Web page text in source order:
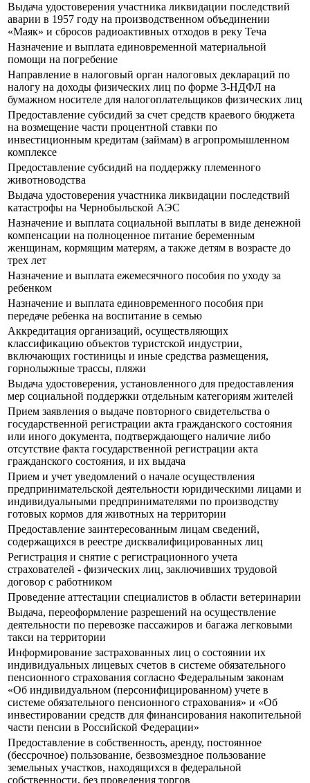
Выдача удостоверения участника ликвидации последствий
аварии в 1957 году на производственном объединении
«Маяк» и сбросов радиоактивных отходов в реку Теча
Назначение и выплата единовременной материальной
помощи на погребение
Направление в налоговый орган налоговых деклараций по
налогу на доходы физических лиц по форме 3-НДФЛ на
бумажном носителе для налогоплательщиков физических лиц
Предоставление субсидий за счет средств краевого бюджета
на возмещение части процентной ставки по
инвестиционным кредитам (займам) в агропромышленном
комплексе
Предоставление субсидий на поддержку племенного
животноводства
Выдача удостоверения участника ликвидации последствий
катастрофы на Чернобыльской АЭС
Назначение и выплата социальной выплаты в виде денежной
компенсации на полноценное питание беременным
женщинам, кормящим матерям, а также детям в возрасте до
трех лет
Назначение и выплата ежемесячного пособия по уходу за
ребенком
Назначение и выплата единовременного пособия при
передаче ребенка на воспитание в семью
Аккредитация организаций, осуществляющих
классификацию объектов туристской индустрии,
включающих гостиницы и иные средства размещения,
горнолыжные трассы, пляжи
Выдача удостоверения, установленного для предоставления
мер социальной поддержки отдельным категориям жителей
Прием заявления о выдаче повторного свидетельства о
государственной регистрации акта гражданского состояния
или иного документа, подтверждающего наличие либо
отсутствие факта государственной регистрации акта
гражданского состояния, и их выдача
Прием и учет уведомлений о начале осуществления
предпринимательской деятельности юридическими лицами и
индивидуальными предпринимателями по производству
готовых кормов для животных на территории
Предоставление заинтересованным лицам сведений,
содержащихся в реестре дисквалифицированных лиц
Регистрация и снятие с регистрационного учета
страхователей - физических лиц, заключивших трудовой
договор с работником
Проведение аттестации специалистов в области ветеринарии
Выдача, переоформление разрешений на осуществление
деятельности по перевозке пассажиров и багажа легковыми
такси на территории
Информирование застрахованных лиц о состоянии их
индивидуальных лицевых счетов в системе обязательного
пенсионного страхования согласно Федеральным законам
«Об индивидуальном (персонифицированном) учете в
системе обязательного пенсионного страхования» и «Об
инвестировании средств для финансирования накопительной
части пенсии в Российской Федерации»
Предоставление в собственность, аренду, постоянное
(бессрочное) пользование, безвозмездное пользование
земельных участков, находящихся в федеральной
собственности, без проведения торгов